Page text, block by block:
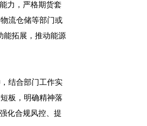
力，严格期货套
流仓储等部门或
能拓展，推动能源
结合部门工作实
板，明确精神落
化合规风控、提